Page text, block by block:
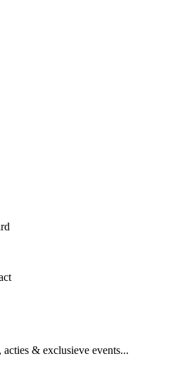
& exclusieve events...